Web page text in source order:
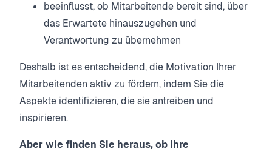
beeinflusst, ob Mitarbeitende bereit sind, über
das Erwartete hinauszugehen und
Verantwortung zu übernehmen
Deshalb ist es entscheidend, die Motivation Ihrer
Mitarbeitenden aktiv zu fördern, indem Sie die
Aspekte identifizieren, die sie antreiben und
inspirieren.
Aber wie finden Sie heraus, ob Ihre